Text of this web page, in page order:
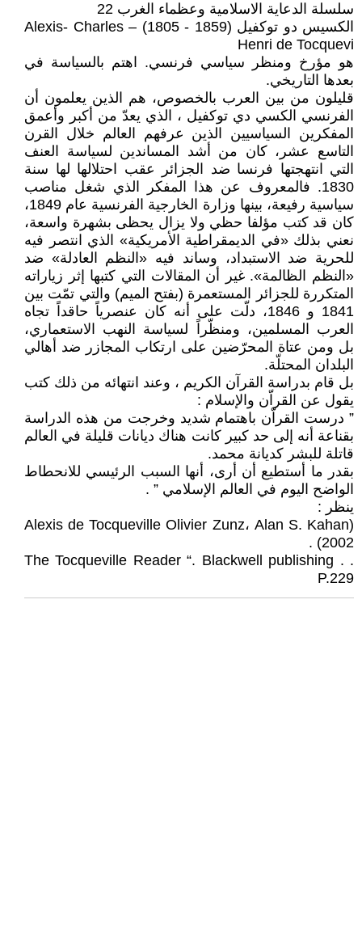
سلسلة الدعاية الاسلامية وعظماء الغرب 22
الكسيس دو توكفيل (1859 - 1805) Alexis- Charles –
Henri de Tocquevi
هو مؤرخ ومنظر سياسي فرنسي. اهتم بالسياسة في
بعدها التاريخي.
قليلون من بين العرب بالخصوص، هم الذين يعلمون أن
الفرنسي الكسي دي توكفيل ، الذي يعدّ من أكبر وأعمق
المفكرين السياسيين الذين عرفهم العالم خلال القرن
التاسع عشر، كان من أشد المساندين لسياسة العنف
التي انتهجتها فرنسا ضد الجزائر عقب احتلالها لها سنة
1830. فالمعروف عن هذا المفكر الذي شغل مناصب
سياسية رفيعة، بينها وزارة الخارجية الفرنسية عام 1849،
كان قد كتب مؤلفا حظي ولا يزال يحظى بشهرة واسعة،
نعني بذلك «في الديمقراطية الأمريكية» الذي انتصر فيه
للحرية ضد الاستبداد، وساند فيه «النظم العادلة» ضد
«النظم الظالمة». غير أن المقالات التي كتبها إثر زياراته
المتكررة للجزائر المستعمرة (بفتح الميم) والتي تمّت بين
1841 و 1846، دلّت على أنه كان عنصرياً حاقداً تجاه
العرب المسلمين، ومنظّراً لسياسة النهب الاستعماري،
بل ومن عتاة المحرّضين على ارتكاب المجازر ضد أهالي
البلدان المحتلّة.
بل قام بدراسة القرآن الكريم ، وعند انتهائه من ذلك كتب
يقول عن القراّن والإسلام :
” درست القراّن باهتمام شديد وخرجت من هذه الدراسة
بقناعة أنه إلى حد كبير كانت هناك ديانات قليلة في العالم
قاتلة للبشر كديانة محمد.
بقدر ما أستطيع أن أرى، أنها السبب الرئيسي للانحطاط
الواضح اليوم في العالم الإسلامي ” .
ينظر :
(Alexis de Tocqueville Olivier Zunz، Alan S. Kahan
(2002 .
. The Tocqueville Reader “. Blackwell publishing .
P.229